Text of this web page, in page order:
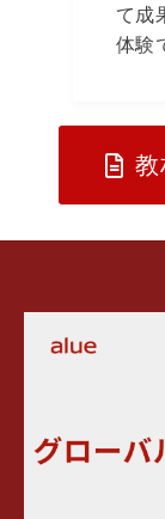
て成
体験